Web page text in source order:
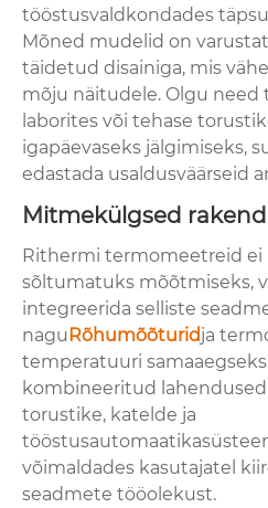
tööstusvaldkondades
Mõned mudelid on
täidetud disainiga, mis
mõju näitudele. Olgu need
laborites või tehase
igapäevaseks jälgimiseks,
edastada usaldusväärseid
Mitmekülgsed
Rithermi termomeetreid
sõltumatuks mõõtmiseks,
integreerida selliste
naguRõhumõõturidja
temperatuuri samaaegseks
kombineeritud
torustike, katelde ja
võimaldades kasutajatel
seadmete tööolekust.